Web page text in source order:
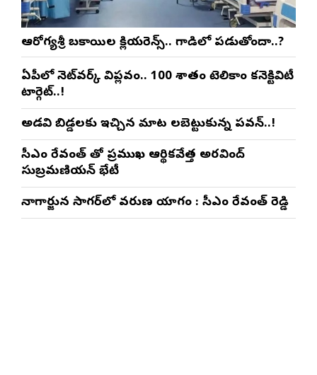
ఆరోగ్యశ్రీ బకాయిల క్లియరెన్స్.. గాడిలో పడుతోందా..?
ఏపీలో నెట్‌వర్క్ విప్లవం.. 100 శాతం టెలికాం కనెక్టివిటీ
టార్గెట్..!
అడవి బిడ్డలకు ఇచ్చిన మాట నిలబెట్టుకున్న పవన్..!
సీఎం రేవంత్ తో ప్రముఖ ఆర్థికవేత్త అరవింద్‌
సుబ్రమణియన్ భేటీ
నాగార్జున సాగ‌ర్‌లో వరుణ యాగం : సీఎం రేవంత్ రెడ్డి